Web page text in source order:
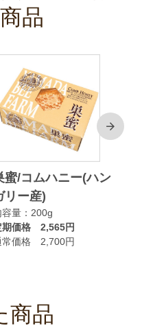
品
蜜/コムハニー(ハン
リー産)
容量：200g
期価格 2,565円
常価格 2,700円
次
商品